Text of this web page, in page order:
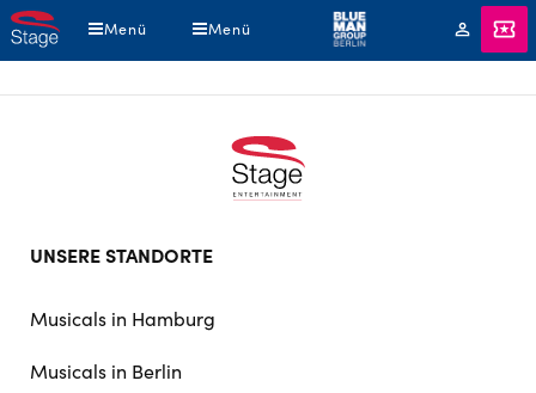
Direkt
zum
Menü Menü
Mein
Konto
Book Tickets
doormat
UNSERE STANDORTE
Musicals in Hamburg
Musicals in Berlin